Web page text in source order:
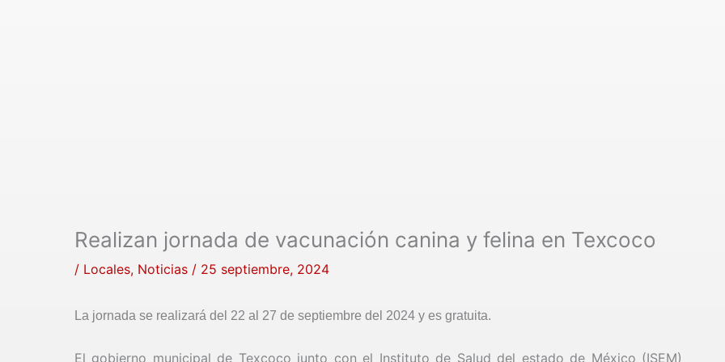
Realizan jornada de vacunación canina y felina en Texcoco
/ Locales, Noticias / 25 septiembre, 2024
La jornada se realizará del 22 al 27 de septiembre del 2024 y es gratuita.
El gobierno municipal de Texcoco junto con el Instituto de Salud del estado de México (ISEM)